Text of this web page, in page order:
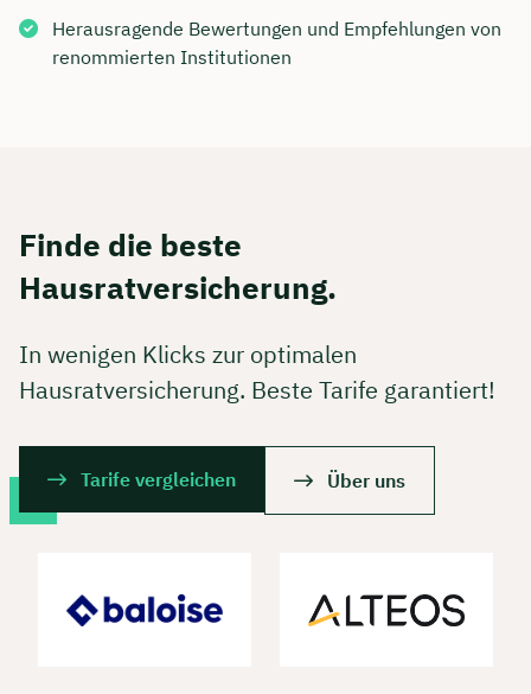
Herausragende Bewertungen und Empfehlungen von
renommierten Institutionen
Finde die beste
Hausratversicherung.
In wenigen Klicks zur optimalen
Hausratversicherung. Beste Tarife garantiert!
Tarife vergleichen Über uns